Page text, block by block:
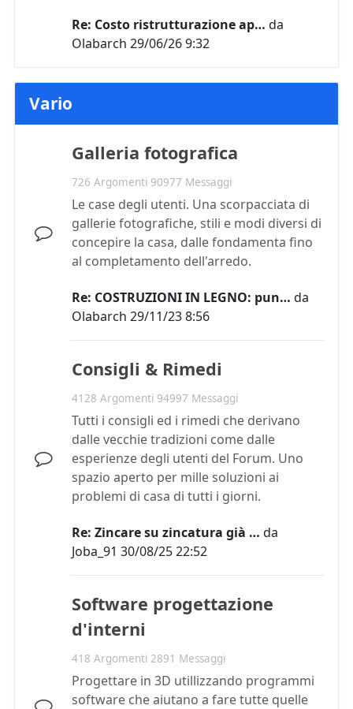
Re: Costo ristrutturazione ap… da
Olabarch 29/06/26 9:32
Vario
Galleria fotografica
726 Argomenti 90977 Messaggi
Le case degli utenti. Una scorpacciata di
gallerie fotografiche, stili e modi diversi di
concepire la casa, dalle fondamenta fino
al completamento dell'arredo.
Re: COSTRUZIONI IN LEGNO: pun… da
Olabarch 29/11/23 8:56
Consigli & Rimedi
4128 Argomenti 94997 Messaggi
Tutti i consigli ed i rimedi che derivano
dalle vecchie tradizioni come dalle
esperienze degli utenti del Forum. Uno
spazio aperto per mille soluzioni ai
problemi di casa di tutti i giorni.
Re: Zincare su zincatura già … da
Joba_91 30/08/25 22:52
Software progettazione
d'interni
418 Argomenti 2891 Messaggi
Progettare in 3D utillizzando programmi
software che aiutano a fare tutte quelle